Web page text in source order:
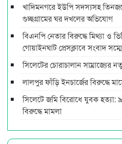
খাদিমনগরে ইউপি সদস্যসহ
গুচ্ছগ্রামের ঘর দখলের অভিযোগ
বিএনপি নেতার বিরুদ্ধে মিথ্যা ও
গোয়াইনঘাট প্রেসক্লাবে সংবাদ
সিলেটের চোরাচালান সাম্রাজ্যের
লালপুর ফাঁড়ি ইনচার্জের বিরুদ্ধে
সিলেটে জমি বিরোধে যুবক
বিরুদ্ধে মামলা